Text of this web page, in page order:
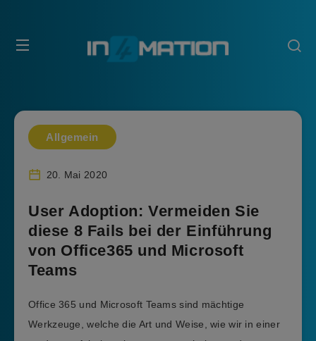
Allgemein
20. Mai 2020
User Adoption: Vermeiden Sie
diese 8 Fails bei der Einführung
von Office365 und Microsoft
Teams
Office 365 und Microsoft Teams sind mächtige
Werkzeuge, welche die Art und Weise, wie wir in einer